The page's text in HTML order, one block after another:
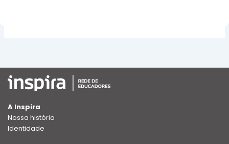
A Inspira
Nossa história
Identidade